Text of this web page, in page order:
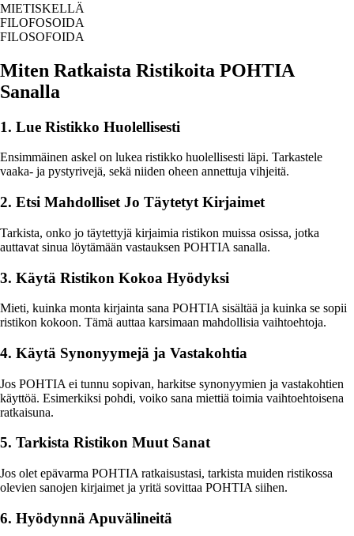
MIETISKELLÄ
FILOFOSOIDA
FILOSOFOIDA
Miten Ratkaista Ristikoita POHTIA
Sanalla
1. Lue Ristikko Huolellisesti
Ensimmäinen askel on lukea ristikko huolellisesti läpi. Tarkastele
vaaka- ja pystyrivejä, sekä niiden oheen annettuja vihjeitä.
2. Etsi Mahdolliset Jo Täytetyt Kirjaimet
Tarkista, onko jo täytettyjä kirjaimia ristikon muissa osissa, jotka
auttavat sinua löytämään vastauksen POHTIA sanalla.
3. Käytä Ristikon Kokoa Hyödyksi
Mieti, kuinka monta kirjainta sana POHTIA sisältää ja kuinka se sopii
ristikon kokoon. Tämä auttaa karsimaan mahdollisia vaihtoehtoja.
4. Käytä Synonyymejä ja Vastakohtia
Jos POHTIA ei tunnu sopivan, harkitse synonyymien ja vastakohtien
käyttöä. Esimerkiksi pohdi, voiko sana miettiä toimia vaihtoehtoisena
ratkaisuna.
5. Tarkista Ristikon Muut Sanat
Jos olet epävarma POHTIA ratkaisustasi, tarkista muiden ristikossa
olevien sanojen kirjaimet ja yritä sovittaa POHTIA siihen.
6. Hyödynnä Apuvälineitä